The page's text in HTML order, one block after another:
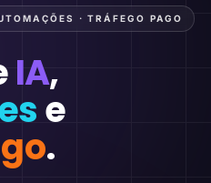
· TRÁFEGO PAGO
IA,
e
.